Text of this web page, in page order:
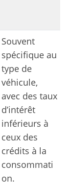
Souvent
spécifique au
type de
véhicule,
avec des taux
d’intérêt
inférieurs à
ceux des
crédits à la
consommati
on.